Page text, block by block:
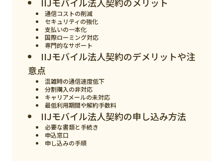
おすすめ通信コストの削減
セキュリティの強化
支払いの一本化
国際ローミング対応
専門的なサポート
IIJモバイル法人契約のデメリットや注
意点
混雑時の通信速度低下
分割購入の非対応
キャリアメールの未対応
最低利用期間や解約手数料
IIJモバイル法人契約の申し込み方法
必要な書類と手続き
申込窓口
申し込みの手順